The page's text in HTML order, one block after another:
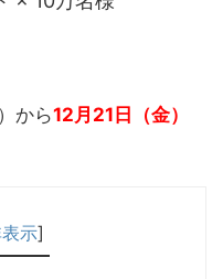
から12月21日（金）
示]